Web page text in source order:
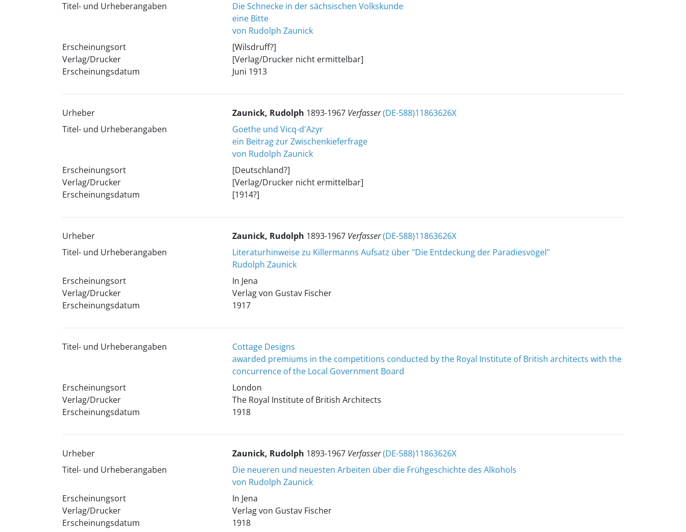
Titel- und Urheberangaben
Die Schnecke in der sächsischen Volkskunde
eine Bitte
von Rudolph Zaunick
Erscheinungsort
Verlag/Drucker
Erscheinungsdatum
[Wilsdruff?]
[Verlag/Drucker nicht ermittelbar]
Juni 1913
Urheber Zaunick, Rudolph 1893-1967 Verfasser(DE-588)11863626X
Titel- und Urheberangaben
Goethe und Vicq-d'Azyr
ein Beitrag zur Zwischenkieferfrage
von Rudolph Zaunick
Erscheinungsort
Verlag/Drucker
Erscheinungsdatum
[Deutschland?]
[Verlag/Drucker nicht ermittelbar]
[1914?]
Urheber Zaunick, Rudolph 1893-1967 Verfasser(DE-588)11863626X
Titel- und Urheberangaben
Literaturhinweise zu Killermanns Aufsatz über "Die Entdeckung der Paradiesvögel"
Rudolph Zaunick
Erscheinungsort
Verlag/Drucker
Erscheinungsdatum
In Jena
Verlag von Gustav Fischer
1917
Titel- und Urheberangaben
Cottage Designs
awarded premiums in the competitions conducted by the Royal Institute of British architects with the
concurrence of the Local Government Board
Erscheinungsort
Verlag/Drucker
Erscheinungsdatum
London
The Royal Institute of British Architects
1918
Urheber Zaunick, Rudolph 1893-1967 Verfasser(DE-588)11863626X
Titel- und Urheberangaben
Die neueren und neuesten Arbeiten über die Frühgeschichte des Alkohols
von Rudolph Zaunick
Erscheinungsort
Verlag/Drucker
Erscheinungsdatum
In Jena
Verlag von Gustav Fischer
1918